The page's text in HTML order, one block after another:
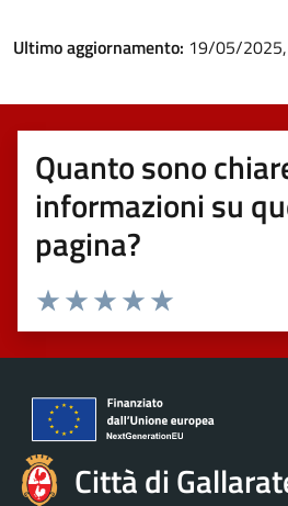
Ultimo aggiornamento: 19/05/
Quanto sono
informazioni su
pagina?
Valuta 5 stelle su
Valuta 4 stelle su 5
Valuta 3 stelle su 5
Valuta 2 stelle su 5
Valuta 1 stelle su 5
Città di